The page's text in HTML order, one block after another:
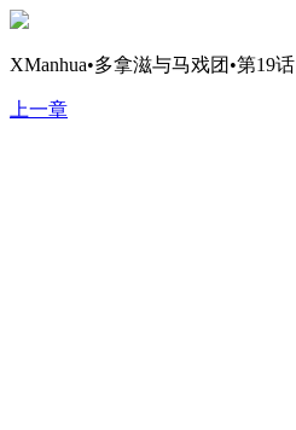
XManhua•多拿滋与马戏团•第19话
上一章